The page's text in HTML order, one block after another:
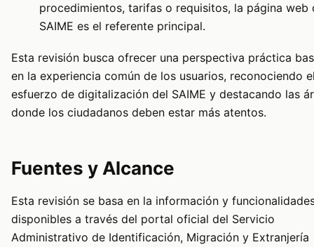
procedimientos, tarifas o requisitos, la página web
SAIME es el referente principal.
Esta revisión busca ofrecer una perspectiva práctica
en la experiencia común de los usuarios, reconociendo
esfuerzo de digitalización del SAIME y destacando las
donde los ciudadanos deben estar más atentos.
Fuentes y Alcance
Esta revisión se basa en la información y
disponibles a través del portal oficial del Servicio
Administrativo de Identificación, Migración y Extranjería